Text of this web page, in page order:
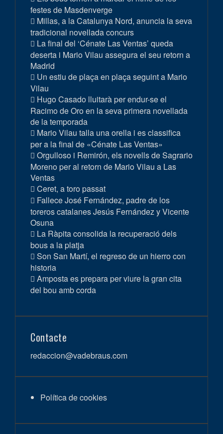
festes de Masdenverge
Millas, a la Catalunya Nord, anuncia la seva
tradicional novellada concurs
La final del ‘Cénate Las Ventas’ queda
deserta i Mario Vilau assegura el seu retorn a
Madrid
Un estiu de plaça en plaça seguint a Mario
Vilau
Hugo Casado lluitarà per endur-se el
Racimo de Oro en la seva primera novellada
de la temporada
Mario Vilau talla una orella i es classifica
per a la final de «Cénate Las Ventas»
Orgulloso i Remirón, els novells de Sagrario
Moreno per al retorn de Mario Vilau a Las
Ventas
Ceret, a toro passat
Fallece José Fernández, padre de los
toreros catalanes Jesús Fernández y Vicente
Osuna
La Ràpita consolida la recuperació dels
bous a la platja
Son San Martí, el regreso de un hierro con
historia
Amposta es prepara per viure la gran cita
del bou amb corda
Contacte
redaccion@vadebraus.com
Política de cookies